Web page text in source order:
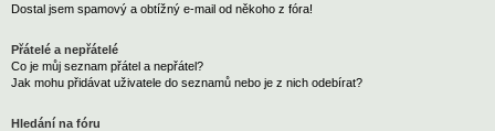
Dostal jsem spamový a obtížný e-mail od někoho z fóra!
Přátelé a nepřátelé
Co je můj seznam přátel a nepřátel?
Jak mohu přidávat uživatele do seznamů nebo je z nich odebírat?
Hledání na fóru